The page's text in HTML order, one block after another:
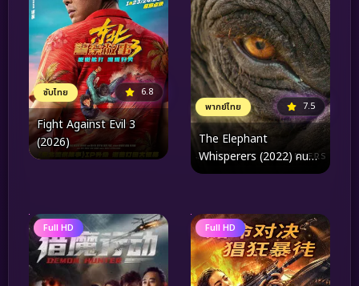
ซับไทย 6.8
Fight Against Evil 3
(2026)
พากย์ไทย 7.5
The Elephant
Whisperers (2022) คน
กล่อมช้าง
Full HD Full HD